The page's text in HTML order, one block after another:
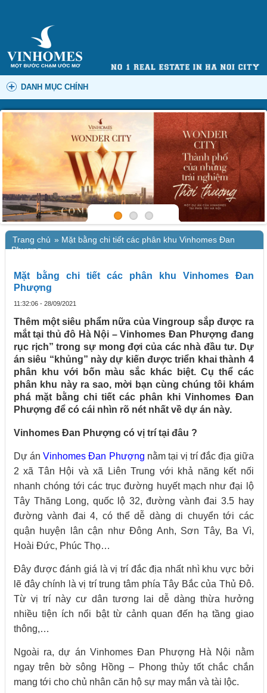
DANH MỤC CHÍNH
Trang chủ » Mặt bằng chi tiết các phân khu Vinhomes Đan
Phượng
Mặt bằng chi tiết các phân khu Vinhomes Đan
Phượng
11:32:06 - 28/09/2021
Thêm một siêu phẩm nữa của Vingroup sắp được ra
mắt tại thủ đô Hà Nội – Vinhomes Đan Phượng đang
rục rịch” trong sự mong đợi của các nhà đầu tư. Dự
án siêu “khủng” này dự kiến được triển khai thành 4
phân khu với bốn màu sắc khác biệt. Cụ thể các
phân khu này ra sao, mời bạn cùng chúng tôi khám
phá mặt bằng chi tiết các phân khi Vinhomes Đan
Phượng để có cái nhìn rõ nét nhất về dự án này.
Vinhomes Đan Phượng có vị trí tại đâu ?
Dự ánVinhomes Đan Phượng nằm tại vị trí đắc địa giữa
2 xã Tân Hội và xã Liên Trung với khả năng kết nối
nhanh chóng tới các trục đường huyết mạch như đại lộ
Tây Thăng Long, quốc lộ 32, đường vành đai 3.5 hay
đường vành đai 4, có thể dễ dàng di chuyển tới các
quận huyện lân cận như Đông Anh, Sơn Tây, Ba Vì,
Hoài Đức, Phúc Thọ…
Đây được đánh giá là vị trí đắc địa nhất nhì khu vực bởi
lẽ đây chính là vị trí trung tâm phía Tây Bắc của Thủ Đô.
Từ vị trí này cư dân tương lai dễ dàng thừa hưởng
nhiều tiện ích nổi bật từ cảnh quan đến hạ tầng giao
thông,…
Ngoài ra, dự án Vinhomes Đan Phượng Hà Nội nằm
ngay trên bờ sông Hồng – Phong thủy tốt chắc chắn
mang tới cho chủ nhân căn hộ sự may mắn và tài lộc.